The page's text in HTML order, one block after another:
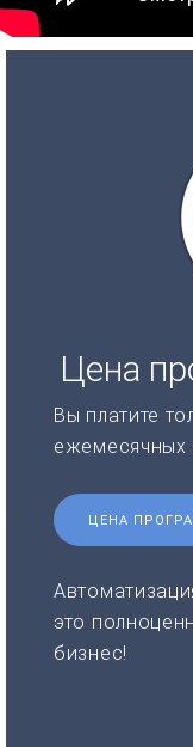
Цена
Вы платите
ежемесячных
ЦЕНА
это
бизнес!